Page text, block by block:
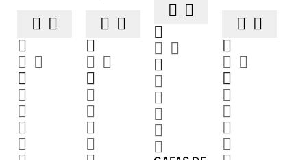
 

 





 

 





 

 






 

 




